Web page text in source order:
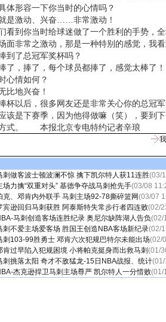
形容一下你当时的心情吗？
激动、兴奋……非常激动！
到你当时给球迷做了一个胜利的手势，全
非常之激动，那是一种特别的感觉，我看
了总冠军奖杯吗？
，捧了，每个球员都捧了，感觉太棒了！
情如何？
地兴奋！
以后，很多网友还是非常关心你的总冠军
是下赛季，因为他得做嘛（笑），要到下
方式。 本报北京专电特约记者辛琅
刺做客波士顿波澜不惊 擒下凯尔特人获11连胜(03/
场力擒“双重对头” 基德争夺战马刺抢先手(03/08
克、邓肯内外联手 马刺主场92-78撕碎篮网(03/07
宾逊回归马刺获胜 阿泰斯特失常步行者四连败(02/
马刺创造客场连胜纪录 奥尼尔缺阵湖人告负(02/
刺不爱主场爱客场 胜国王创造NBA客场新纪录(02/
刺103-99胜勇士 邓肯六次犯规巴特尔未能出场(02/
肯过早陷入犯规困境 小将帕克挺身而出救马刺(01/
刺挑落太阳 奇才不敌猛龙-15日NBA战报、统计
杰克逊捍卫马刺主场尊严 凯尔特人一分惜败(01/